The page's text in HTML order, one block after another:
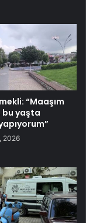
“Maaşım
yaşta
2026